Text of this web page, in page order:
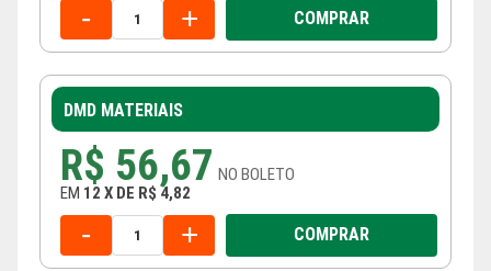
- + COMPRAR
DMD MATERIAIS
R$ 56,67 NO BOLETO
EM 12 X DE R$ 4,82
- + COMPRAR